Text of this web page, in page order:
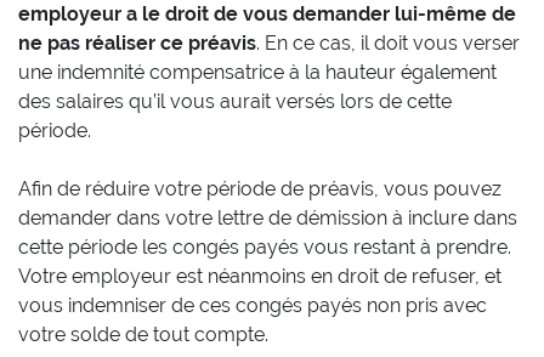
employeur a le droit de vous demander lui-même de
ne pas réaliser ce préavis. En ce cas, il doit vous verser
une indemnité compensatrice à la hauteur également
des salaires qu’il vous aurait versés lors de cette
période.
Afin de réduire votre période de préavis, vous pouvez
demander dans votre lettre de démission à inclure dans
cette période les congés payés vous restant à prendre.
Votre employeur est néanmoins en droit de refuser, et
vous indemniser de ces congés payés non pris avec
votre solde de tout compte.